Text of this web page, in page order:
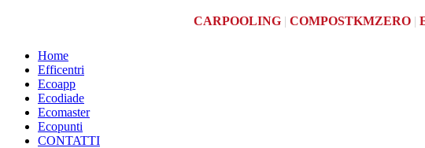
CARPOOLING| COMPOSTKMZERO|
Home
Efficentri
Ecoapp
Ecodiade
Ecomaster
Ecopunti
CONTATTI